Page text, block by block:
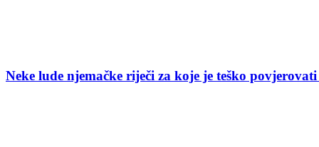
Neke lude njemačke riječi za koje je teško